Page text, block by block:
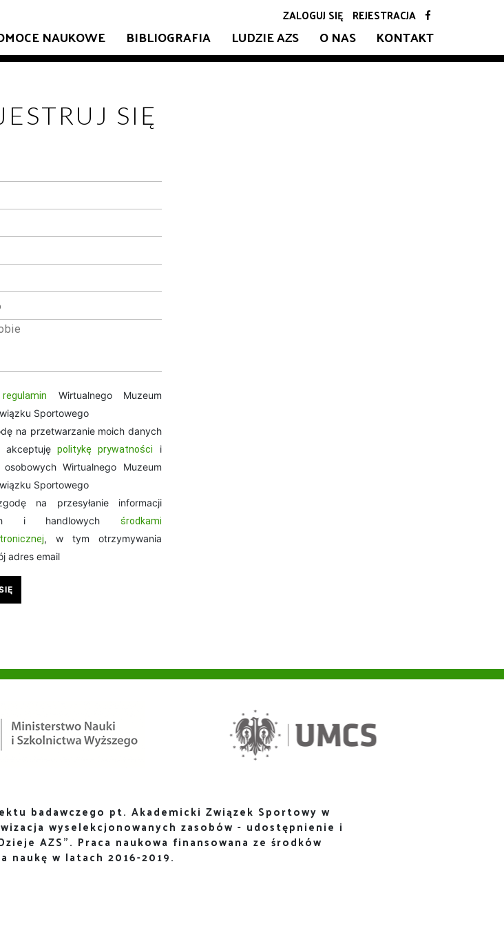
ZALOGUJ SIĘ REJESTRACJA
NAUKOWE BIBLIOGRAFIA LUDZIE AZS O NAS KONTAKT
SIĘ
regulamin Wirtualnego Muzeum
Sportowego
na przetwarzanie moich danych
akceptujępolitykę prywatności
i
Wirtualnego Muzeum
Sportowego
na przesyłanie informacji
i handlowych środkami
, w tym otrzymywania
adres email
badawczego pt. Akademicki Związek Sportowy w
wyselekcjonowanych zasobów - udostępnienie i
AZS". Praca naukowa finansowana ze środków
naukę w latach 2016-2019.